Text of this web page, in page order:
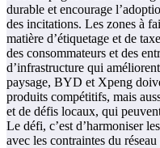
durable et encourage
des incitations. Les zones à
matière d’étiquetage et de
des consommateurs et des
d’infrastructure qui
paysage, BYD et Xpeng
produits compétitifs, mais
et de défis locaux, qui
Le défi, c’est d’harmoniser
avec les contraintes du